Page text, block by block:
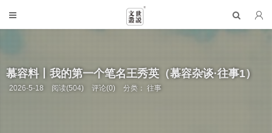
慕容料丨我的第一个笔名王秀英（慕容杂谈·往事1）
2026-5-18 阅读(504) 评论(0) 分类：往事